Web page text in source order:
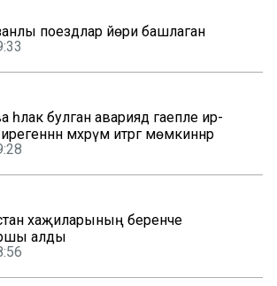
поездлар йөри башлаган
һәлак булган авариядә гаепле ир-
мәхрүм итәргә мөмкиннәр
хаҗиларының беренче
алды